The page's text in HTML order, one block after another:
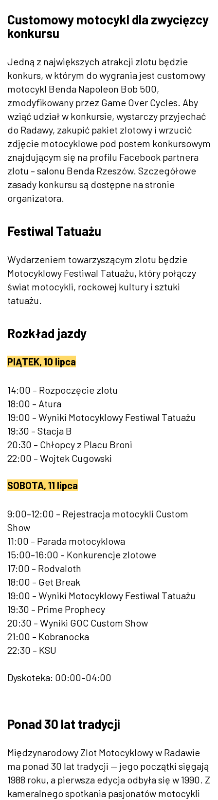
Customowy motocykl dla zwycięzcy
konkursu
Jedną z największych atrakcji zlotu będzie
konkurs, w którym do wygrania jest customowy
motocykl Benda Napoleon Bob 500,
zmodyfikowany przez Game Over Cycles. Aby
wziąć udział w konkursie, wystarczy przyjechać
do Radawy, zakupić pakiet zlotowy i wrzucić
zdjęcie motocyklowe pod postem konkursowym
znajdującym się na profilu Facebook partnera
zlotu – salonu Benda Rzeszów. Szczegółowe
zasady konkursu są dostępne na stronie
organizatora.
Festiwal Tatuażu
Wydarzeniem towarzyszącym zlotu będzie
Motocyklowy Festiwal Tatuażu, który połączy
świat motocykli, rockowej kultury i sztuki
tatuażu.
Rozkład jazdy
PIĄTEK, 10 lipca
14:00 – Rozpoczęcie zlotu
18:00 – Atura
19:00 – Wyniki Motocyklowy Festiwal Tatuażu
19:30 – Stacja B
20:30 – Chłopcy z Placu Broni
22:00 – Wojtek Cugowski
SOBOTA, 11 lipca
9:00–12:00 – Rejestracja motocykli Custom
Show
11:00 – Parada motocyklowa
15:00–16:00 – Konkurencje zlotowe
17:00 – Rodvaloth
18:00 – Get Break
19:00 – Wyniki Motocyklowy Festiwal Tatuażu
19:30 – Prime Prophecy
20:30 – Wyniki GOC Custom Show
21:00 – Kobranocka
22:30 – KSU
Dyskoteka: 00:00–04:00
Ponad 30 lat tradycji
Międzynarodowy Zlot Motocyklowy w Radawie
ma ponad 30 lat tradycji — jego początki sięgają
1988 roku, a pierwsza edycja odbyła się w 1990. Z
kameralnego spotkania pasjonatów motocykli